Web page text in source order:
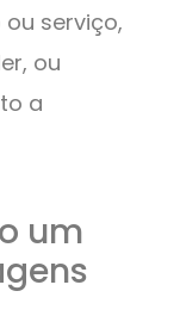
serviço,
ou
a
um